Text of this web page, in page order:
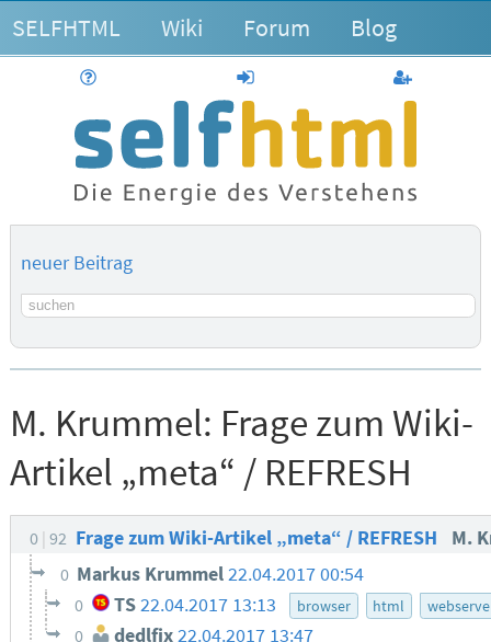
SELFHTML Wiki Forum Blog
anmelden
neuer Beitrag
Suchbegriff
M. Krummel: Frage zum Wiki-
Artikel „meta“ / REFRESH
0 92 Frage zum Wiki-Artikel „meta“ / REFRESH M.
0 Markus Krummel22.04.2017 00:54
0 TS 22.04.2017 13:13 browser html
0 dedlfix 22.04.2017 13:47